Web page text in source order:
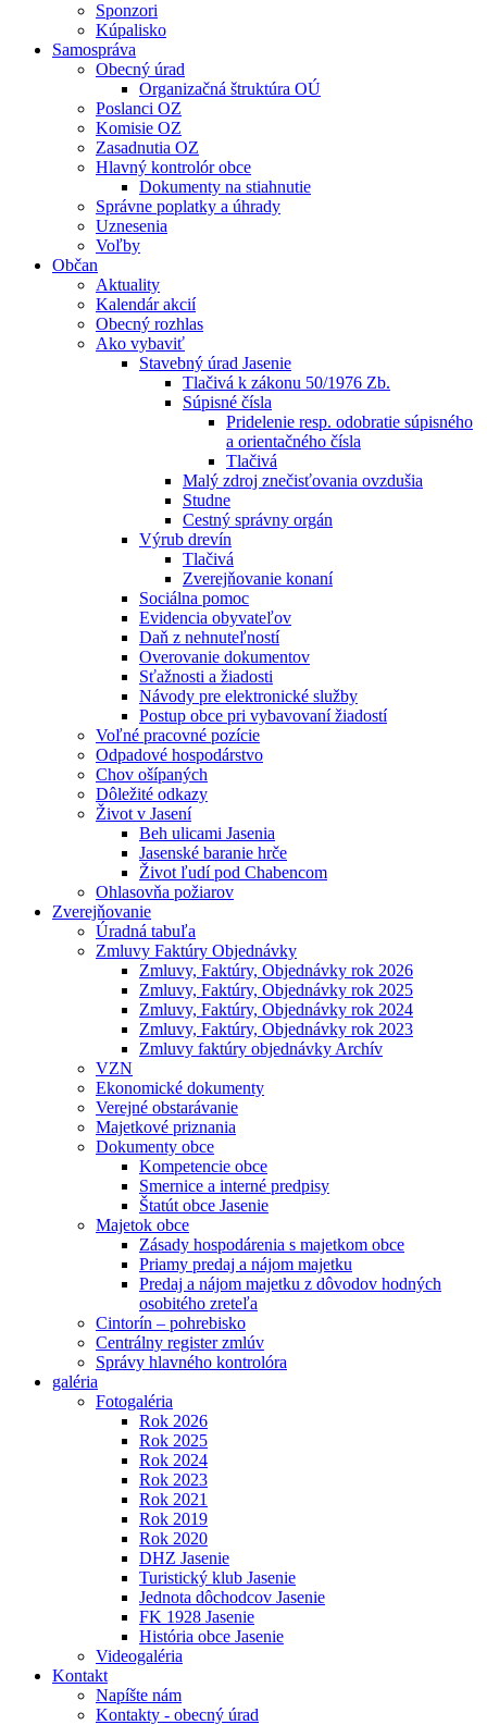
Sponzori
Kúpalisko
Samospráva
Obecný úrad
Organizačná štruktúra OÚ
Poslanci OZ
Komisie OZ
Zasadnutia OZ
Hlavný kontrolór obce
Dokumenty na stiahnutie
Správne poplatky a úhrady
Uznesenia
Voľby
Občan
Aktuality
Kalendár akcií
Obecný rozhlas
Ako vybaviť
Stavebný úrad Jasenie
Tlačivá k zákonu 50/1976 Zb.
Súpisné čísla
Pridelenie resp. odobratie súpisného
a orientačného čísla
Tlačivá
Malý zdroj znečisťovania ovzdušia
Studne
Cestný správny orgán
Výrub drevín
Tlačivá
Zverejňovanie konaní
Sociálna pomoc
Evidencia obyvateľov
Daň z nehnuteľností
Overovanie dokumentov
Sťažnosti a žiadosti
Návody pre elektronické služby
Postup obce pri vybavovaní žiadostí
Voľné pracovné pozície
Odpadové hospodárstvo
Chov ošípaných
Dôležité odkazy
Život v Jasení
Beh ulicami Jasenia
Jasenské baranie hrče
Život ľudí pod Chabencom
Ohlasovňa požiarov
Zverejňovanie
Úradná tabuľa
Zmluvy Faktúry Objednávky
Zmluvy, Faktúry, Objednávky rok 2026
Zmluvy, Faktúry, Objednávky rok 2025
Zmluvy, Faktúry, Objednávky rok 2024
Zmluvy, Faktúry, Objednávky rok 2023
Zmluvy faktúry objednávky Archív
VZN
Ekonomické dokumenty
Verejné obstarávanie
Majetkové priznania
Dokumenty obce
Kompetencie obce
Smernice a interné predpisy
Štatút obce Jasenie
Majetok obce
Zásady hospodárenia s majetkom obce
Priamy predaj a nájom majetku
Predaj a nájom majetku z dôvodov hodných
osobitého zreteľa
Cintorín – pohrebisko
Centrálny register zmlúv
Správy hlavného kontrolóra
galéria
Fotogaléria
Rok 2026
Rok 2025
Rok 2024
Rok 2023
Rok 2021
Rok 2019
Rok 2020
DHZ Jasenie
Turistický klub Jasenie
Jednota dôchodcov Jasenie
FK 1928 Jasenie
História obce Jasenie
Videogaléria
Kontakt
Napíšte nám
Kontakty - obecný úrad